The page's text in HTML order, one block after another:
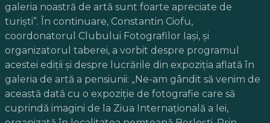
galeria noastră de artă sunt foarte apreciate de
turişti”. În continuare, Constantin Ciofu,
coordonatorul Clubului Fotografilor Iaşi, şi
organizatorul taberei, a vorbit despre programul
acestei ediţii şi despre lucrările din expoziţia aflată în
galeria de artă a pensiunii: „Ne-am gândit să venim de
această dată cu o expoziţie de fotografie care să
cuprindă imagini de la Ziua Internaţională a Iei,